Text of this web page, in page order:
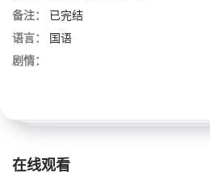
备注：
已完结
语言：
国语
剧情：
在线观看